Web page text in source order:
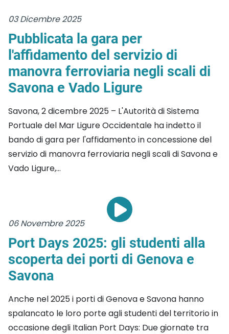
03 Dicembre 2025
Pubblicata la gara per
l'affidamento del servizio di
manovra ferroviaria negli scali di
Savona e Vado Ligure
Savona, 2 dicembre 2025 – L'Autorità di Sistema
Portuale del Mar Ligure Occidentale ha indetto il
bando di gara per l'affidamento in concessione del
servizio di manovra ferroviaria negli scali di Savona e
Vado Ligure,...
06 Novembre 2025
Port Days 2025: gli studenti alla
scoperta dei porti di Genova e
Savona
Anche nel 2025 i porti di Genova e Savona hanno
spalancato le loro porte agli studenti del territorio in
occasione degli Italian Port Days: Due giornate tra